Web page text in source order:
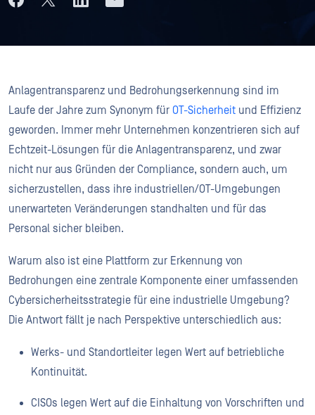
Anlagentransparenz und Bedrohungserkennung sind im
Laufe der Jahre zum Synonym für OT-Sicherheit und Effizienz
geworden. Immer mehr Unternehmen konzentrieren sich auf
Echtzeit-Lösungen für die Anlagentransparenz, und zwar
nicht nur aus Gründen der Compliance, sondern auch, um
sicherzustellen, dass ihre industriellen/OT-Umgebungen
unerwarteten Veränderungen standhalten und für das
Personal sicher bleiben.
Warum also ist eine Plattform zur Erkennung von
Bedrohungen eine zentrale Komponente einer umfassenden
Cybersicherheitsstrategie für eine industrielle Umgebung?
Die Antwort fällt je nach Perspektive unterschiedlich aus:
Werks- und Standortleiter legen Wert auf betriebliche
Kontinuität.
CISOs legen Wert auf die Einhaltung von Vorschriften und